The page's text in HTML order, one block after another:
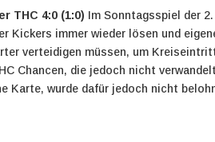
THC 4:0 (1:0) Im Sonntagsspiel der
Kickers immer wieder lösen und
verteidigen müssen, um
Chancen, die jedoch nicht
Karte, wurde dafür jedoch nicht